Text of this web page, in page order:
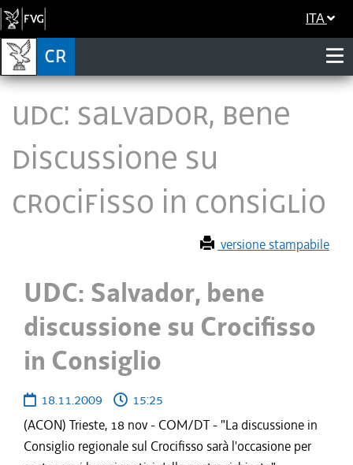
ITA
UDC: Salvador, bene
discussione su
Crocifisso in Consiglio
versione stampabile
UDC: Salvador, bene
discussione su Crocifisso
in Consiglio
18.11.2009
15:25
(ACON) Trieste, 18 nov - COM/DT - "La discussione in
Consiglio regionale sul Crocifisso sarà l'occasione per